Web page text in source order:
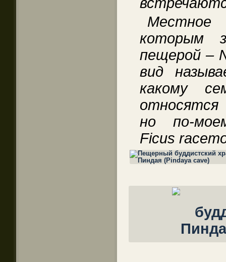
которым
пещерой –
вид
какому
относятся
но по-
Ficus